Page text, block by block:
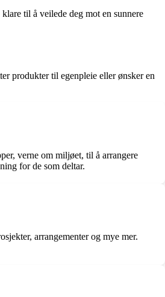
til å veilede deg mot en sunnere
produkter til egenpleie eller ønsker en
verne om miljøet, til å arrangere
for de som deltar.
arrangementer og mye mer.